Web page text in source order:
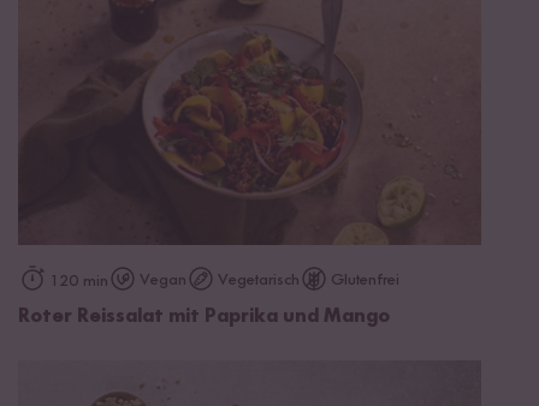
120 min Vegan Vegetarisch Glutenfrei
Roter Reissalat mit Paprika und Mango